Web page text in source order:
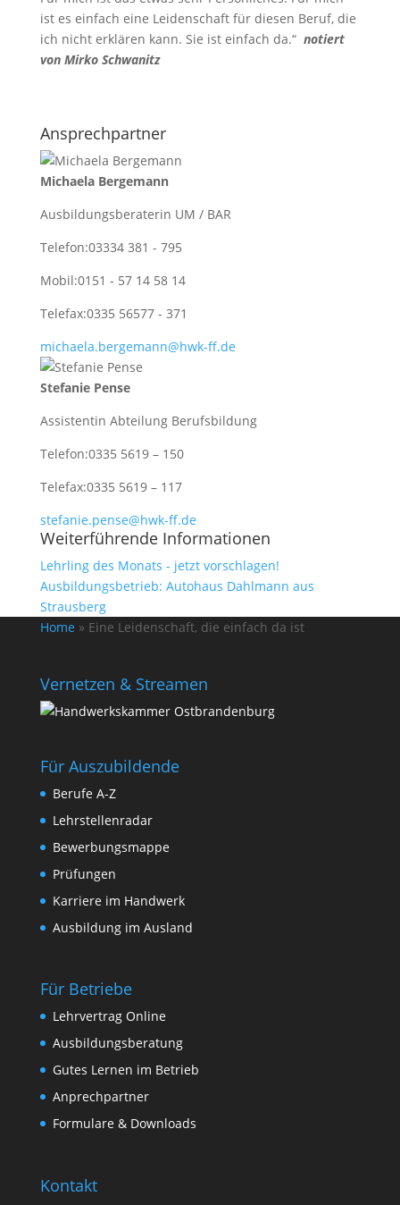
ist es einfach eine Leidenschaft für diesen Beruf, die
ich nicht erklären kann. Sie ist einfach da.“ notiert
von Mirko Schwanitz
Ansprechpartner
Michaela Bergemann
Ausbildungsberaterin UM / BAR
Telefon:03334 381 - 795
Mobil:0151 - 57 14 58 14
Telefax:0335 56577 - 371
michaela.bergemann@hwk-ff.de
Stefanie Pense
Assistentin Abteilung Berufsbildung
Telefon:0335 5619 – 150
Telefax:0335 5619 – 117
stefanie.pense@hwk-ff.de
Weiterführende Informationen
Lehrling des Monats - jetzt vorschlagen!
Ausbildungsbetrieb: Autohaus Dahlmann aus
Strausberg
Home » Eine Leidenschaft, die einfach da ist
Vernetzen & Streamen
Für Auszubildende
Berufe A-Z
Lehrstellenradar
Bewerbungsmappe
Prüfungen
Karriere im Handwerk
Ausbildung im Ausland
Für Betriebe
Lehrvertrag Online
Ausbildungsberatung
Gutes Lernen im Betrieb
Anprechpartner
Formulare & Downloads
Kontakt